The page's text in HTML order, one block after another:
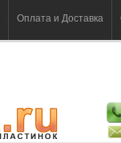
Оплата и Доставка